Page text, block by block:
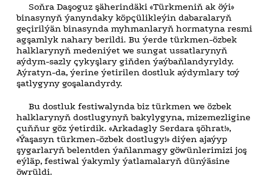
Soňra Daşoguz şäherindäki «Türkmeniň ak öýi»
binasynyň ýanyndaky köpçülikleýin dabaralaryň
geçirilýän binasynda myhmanlaryň hormatyna resmi
agşamlyk nahary berildi. Bu ýerde türkmen-özbek
halklarynyň medeniýet we sungat ussatlarynyň
aýdym-sazly çykyşlary giňden ýaýbaňlandyryldy.
Aýratyn-da, ýerine ýetirilen dostluk aýdymlary toý
şatlygyny goşalandyrdy.
Bu dostluk festiwalynda biz türkmen we özbek
halklarynyň dostlugynyň bakylygyna, mizemezligine
çuňňur göz ýetirdik. «Arkadagly Serdara şöhrat!»,
«Ýaşasyn türkmen-özbek dostlugy!» diýen ajaýyp
şygarlaryň belentden ýaňlanmagy göwünlerimizi joş
eýläp, festiwal ýakymly ýatlamalaryň dünýäsine
öwrüldi.